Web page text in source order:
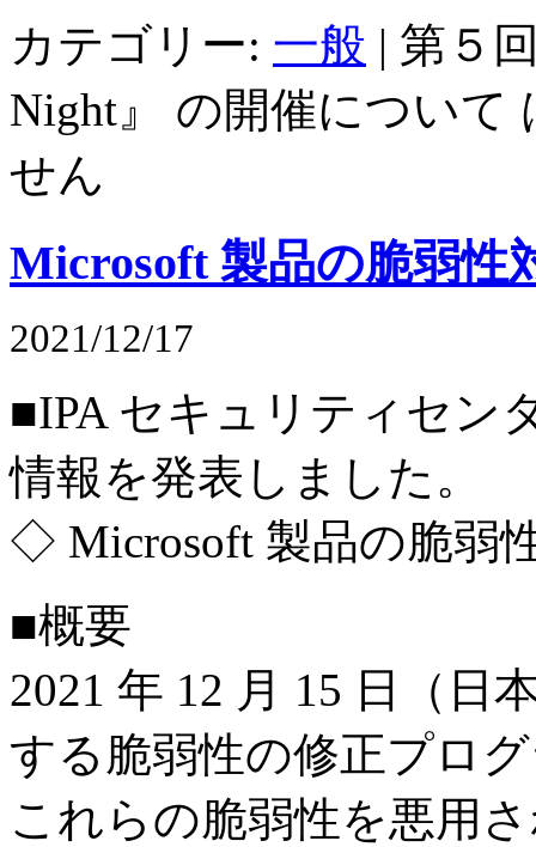
カテゴリー: 一般 | 第５
Night』 の開催について
せん
Microsoft 製品の脆弱性
2021/12/17
■IPA セキュリティセン
情報を発表しました。
◇ Microsoft 製品の脆弱
■概要
2021 年 12 月 15 日（日
する脆弱性の修正プロ
これらの脆弱性を悪用